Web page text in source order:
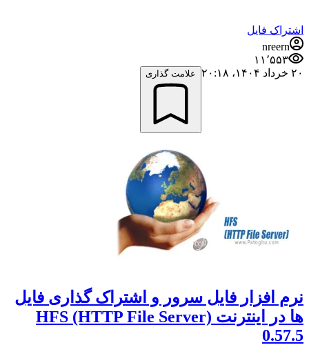
اشتراک فایل
nreern
۱۱٬۵۵۳
۲۰ خرداد ۱۴۰۴،‏ ۲۰:۱۸
علامت گذاری
نرم افزار فایل سرور و اشتراک گذاری فایل
ها در اینترنت HFS (HTTP File Server)
0.57.5